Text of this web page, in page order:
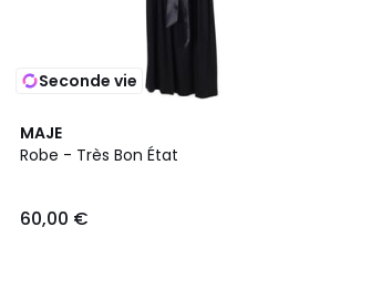
Seconde vie
MAJE
Robe - Très Bon État
60,00 €